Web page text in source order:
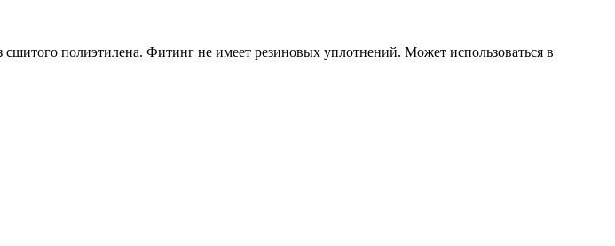
полиэтилена. Фитинг не имеет резиновых уплотнений. Может использоваться в